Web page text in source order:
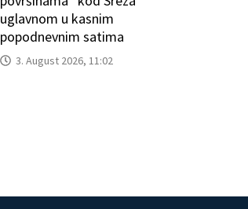
uglavnom u kasnim
popodnevnim satima
3. August 2026, 11:02